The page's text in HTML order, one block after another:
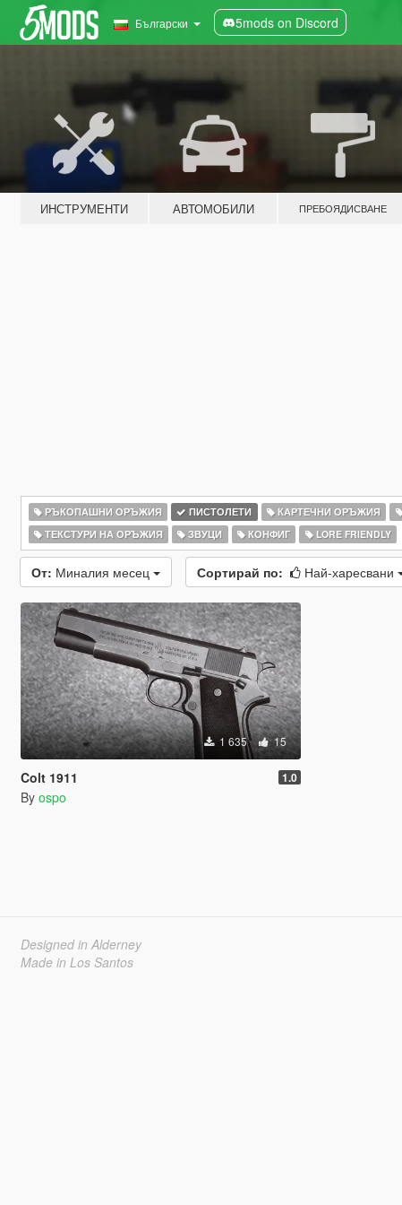
Български 5mods on Discord
ИНСТРУМЕНТИ АВТОМОБИЛИ ПРЕБОЯДИСВАНЕ
РЪКОПАШНИ ОРЪЖИЯ ПИСТОЛЕТИ КАРТЕЧНИ ОРЪЖИЯ
ТЕКСТУРИ НА ОРЪЖИЯ
ЗВУЦИ КОНФИГ LORE FRIENDLY
От: Миналия месец Сортирай по: Най-харесвани
1 635 15
Colt 1911 1.0
By ospo
Designed in Alderney
Made in Los Santos